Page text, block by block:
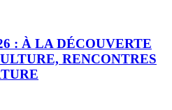
: À LA DÉCOUVERTE
RENCONTRES